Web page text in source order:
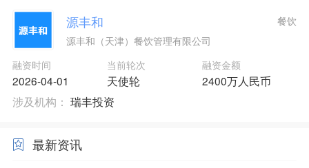
源丰和
源丰和（天津）餐饮管理有限公司
融资时间
2026-04-01
当前轮次
天使轮
融资金额
2400万人民币
餐饮
涉及机构： 瑞丰投资
最新资讯